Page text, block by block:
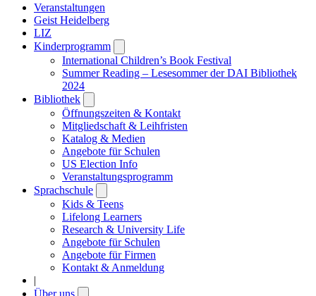
Veranstaltungen
Geist Heidelberg
LIZ
Kinderprogramm
submenu
International Children’s Book Festival
Summer Reading – Lesesommer der DAI Bibliothek
2024
Bibliothek
submenu
Öffnungszeiten & Kontakt
Mitgliedschaft & Leihfristen
Katalog & Medien
Angebote für Schulen
US Election Info
Veranstaltungsprogramm
Sprachschule
submenu
Kids & Teens
Lifelong Learners
Research & University Life
Angebote für Schulen
Angebote für Firmen
Kontakt & Anmeldung
|
Über uns